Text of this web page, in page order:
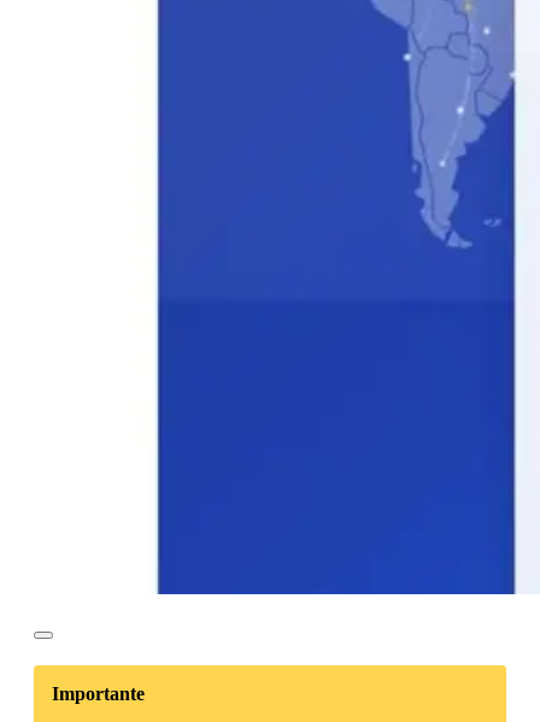
Importante